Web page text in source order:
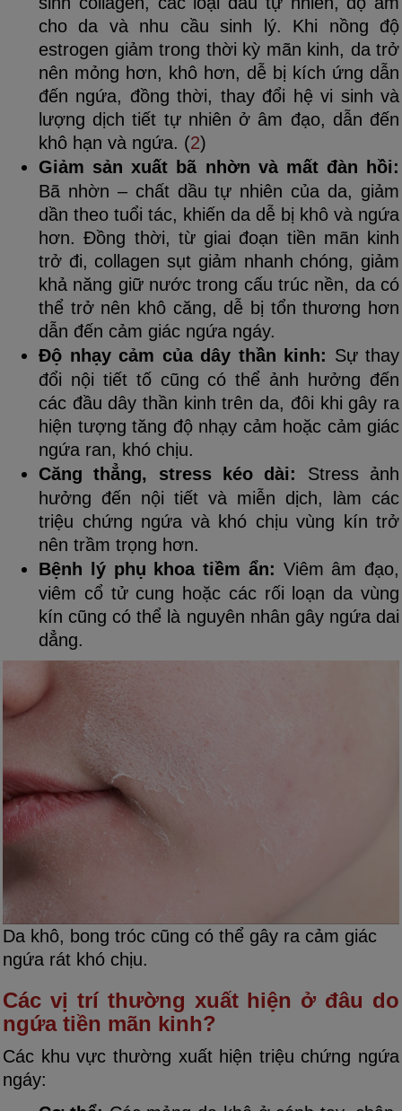
cho da và nhu cầu sinh lý. Khi nồng độ
estrogen giảm trong thời kỳ mãn kinh, da trở
nên mỏng hơn, khô hơn, dễ bị kích ứng dẫn
đến ngứa, đồng thời, thay đổi hệ vi sinh và
lượng dịch tiết tự nhiên ở âm đạo, dẫn đến
khô hạn và ngứa. (2)
Giảm sản xuất bã nhờn và mất đàn hồi:
Bã nhờn – chất dầu tự nhiên của da, giảm
dần theo tuổi tác, khiến da dễ bị khô và ngứa
hơn. Đồng thời, từ giai đoạn tiền mãn kinh
trở đi, collagen sụt giảm nhanh chóng, giảm
khả năng giữ nước trong cấu trúc nền, da có
thể trở nên khô căng, dễ bị tổn thương hơn
dẫn đến cảm giác ngứa ngáy.
Độ nhạy cảm của dây thần kinh: Sự thay
đổi nội tiết tố cũng có thể ảnh hưởng đến
các đầu dây thần kinh trên da, đôi khi gây ra
hiện tượng tăng độ nhạy cảm hoặc cảm giác
ngứa ran, khó chịu.
Căng thẳng, stress kéo dài:
Stress ảnh
hưởng đến nội tiết và miễn dịch, làm các
triệu chứng ngứa và khó chịu vùng kín trở
nên trầm trọng hơn.
Bệnh lý phụ khoa tiềm ẩn: Viêm âm đạo,
viêm cổ tử cung hoặc các rối loạn da vùng
kín cũng có thể là nguyên nhân gây ngứa dai
dẳng.
Da khô, bong tróc cũng có thể gây ra cảm giác
ngứa rát khó chịu.
Các vị trí thường xuất hiện ở đâu do
ngứa tiền mãn kinh?
Các khu vực thường xuất hiện triệu chứng ngứa
ngáy: